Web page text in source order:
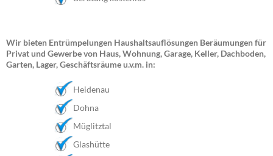
Wir bieten Entrümpelungen Haushaltsauflösungen Beräumungen für
Privat und Gewerbe von Haus, Wohnung, Garage, Keller, Dachboden,
Garten, Lager, Geschäftsräume u.v.m. in:
Heidenau
Dohna
Müglitztal
Glashütte